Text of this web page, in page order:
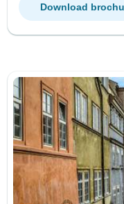
Download